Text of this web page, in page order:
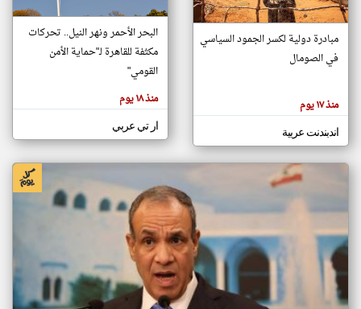
تغيير الدولة
مصادر الأخبار من الصومال
اخبار الصومال على مدار الساعة
أهم اخبار الصومال العاجلة والمباشرة
هنا عن
وجهة
كاتبيها.
مبادرة دولية لكسر الجمود السياسي
في الصومال
منذ ١٧ يوم
اندبندنت عربية
البحر الأحمر ونهر النيل.. تحركات
مكثفة للقاهرة لـ"حماية الأمن
القومي"
منذ ١٨ يوم
ار تي عربي
klyoum.com